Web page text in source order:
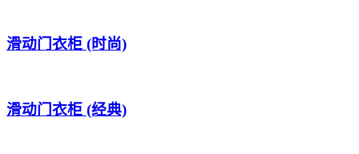
滑动门衣柜 (时尚)
滑动门衣柜 (经典)